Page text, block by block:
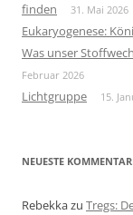
finden
31. Mai 2026
Eukaryogenese:
Was unser
Februar 2026
Lichtgruppe 15.
NEUESTE
Rebekkazu Tregs: